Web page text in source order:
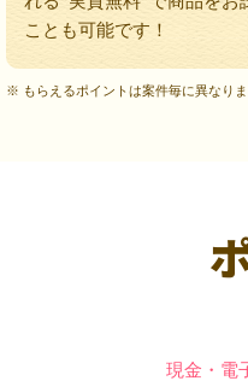
ことも可能です！
※ もらえるポイントは案件毎に異なり
現金・電